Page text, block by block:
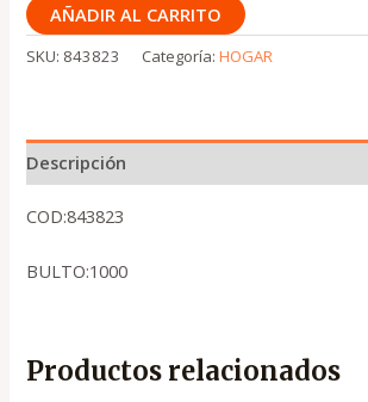
AÑADIR AL CARRITO
SKU: 843823 Categoría:HOGAR
Descripción
COD:843823
BULTO:1000
Productos relacionados